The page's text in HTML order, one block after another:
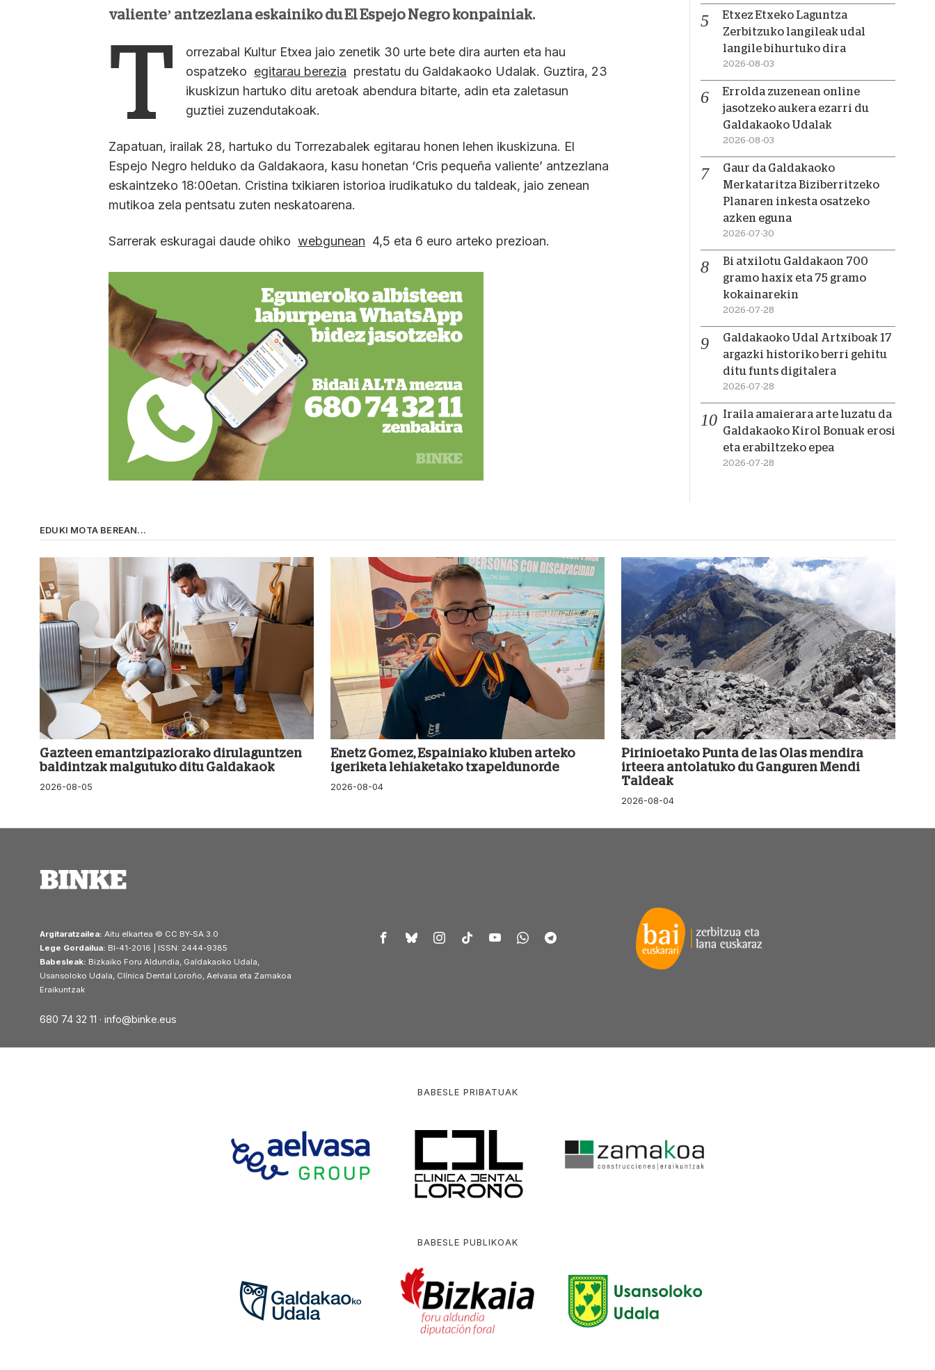
valiente’ antzezlana eskainiko du El Espejo Negro konpainiak.
T
orrezabal Kultur Etxea jaio zenetik 30 urte bete dira aurten eta hau
ospatzeko egitarau berezia prestatu du Galdakaoko Udalak. Guztira, 23
ikuskizun hartuko ditu aretoak abendura bitarte, adin eta zaletasun
guztiei zuzendutakoak.
Zapatuan, irailak 28, hartuko du Torrezabalek egitarau honen lehen ikuskizuna. El
Espejo Negro helduko da Galdakaora, kasu honetan ‘Cris pequeña valiente’ antzezlana
eskaintzeko 18:00etan. Cristina txikiaren istorioa irudikatuko du taldeak, jaio zenean
mutikoa zela pentsatu zuten neskatoarena.
Sarrerak eskuragai daude ohiko webgunean 4,5 eta 6 euro arteko prezioan.
Etxez Etxeko Laguntza
Zerbitzuko langileak udal
langile bihurtuko dira
2026-08-03
Errolda zuzenean online
jasotzeko aukera ezarri du
Galdakaoko Udalak
2026-08-03
Gaur da Galdakaoko
Merkataritza Biziberritzeko
Planaren inkesta osatzeko
azken eguna
2026-07-30
Bi atxilotu Galdakaon 700
gramo haxix eta 75 gramo
kokainarekin
2026-07-28
Galdakaoko Udal Artxiboak 17
argazki historiko berri gehitu
ditu funts digitalera
2026-07-28
Iraila amaierara arte luzatu da
Galdakaoko Kirol Bonuak erosi
eta erabiltzeko epea
2026-07-28
EDUKI MOTA BEREAN...
Gazteen emantzipaziorako dirulaguntzen
baldintzak malgutuko ditu Galdakaok
2026-08-05
Enetz Gomez, Espainiako kluben arteko
igeriketa lehiaketako txapeldunorde
2026-08-04
Pirinioetako Punta de las Olas mendira
irteera antolatuko du Ganguren Mendi
Taldeak
2026-08-04
Argitaratzailea: Aitu elkartea © CC BY-SA 3.0
Lege Gordailua: BI-41-2016 | ISSN: 2444-9385
Babesleak: Bizkaiko Foru Aldundia, Galdakaoko Udala,
Usansoloko Udala, Clínica Dental Loroño, Aelvasa eta Zamakoa
Eraikuntzak
680 74 32 11 · info@binke.eus
BABESLE PRIBATUAK
BABESLE PUBLIKOAK